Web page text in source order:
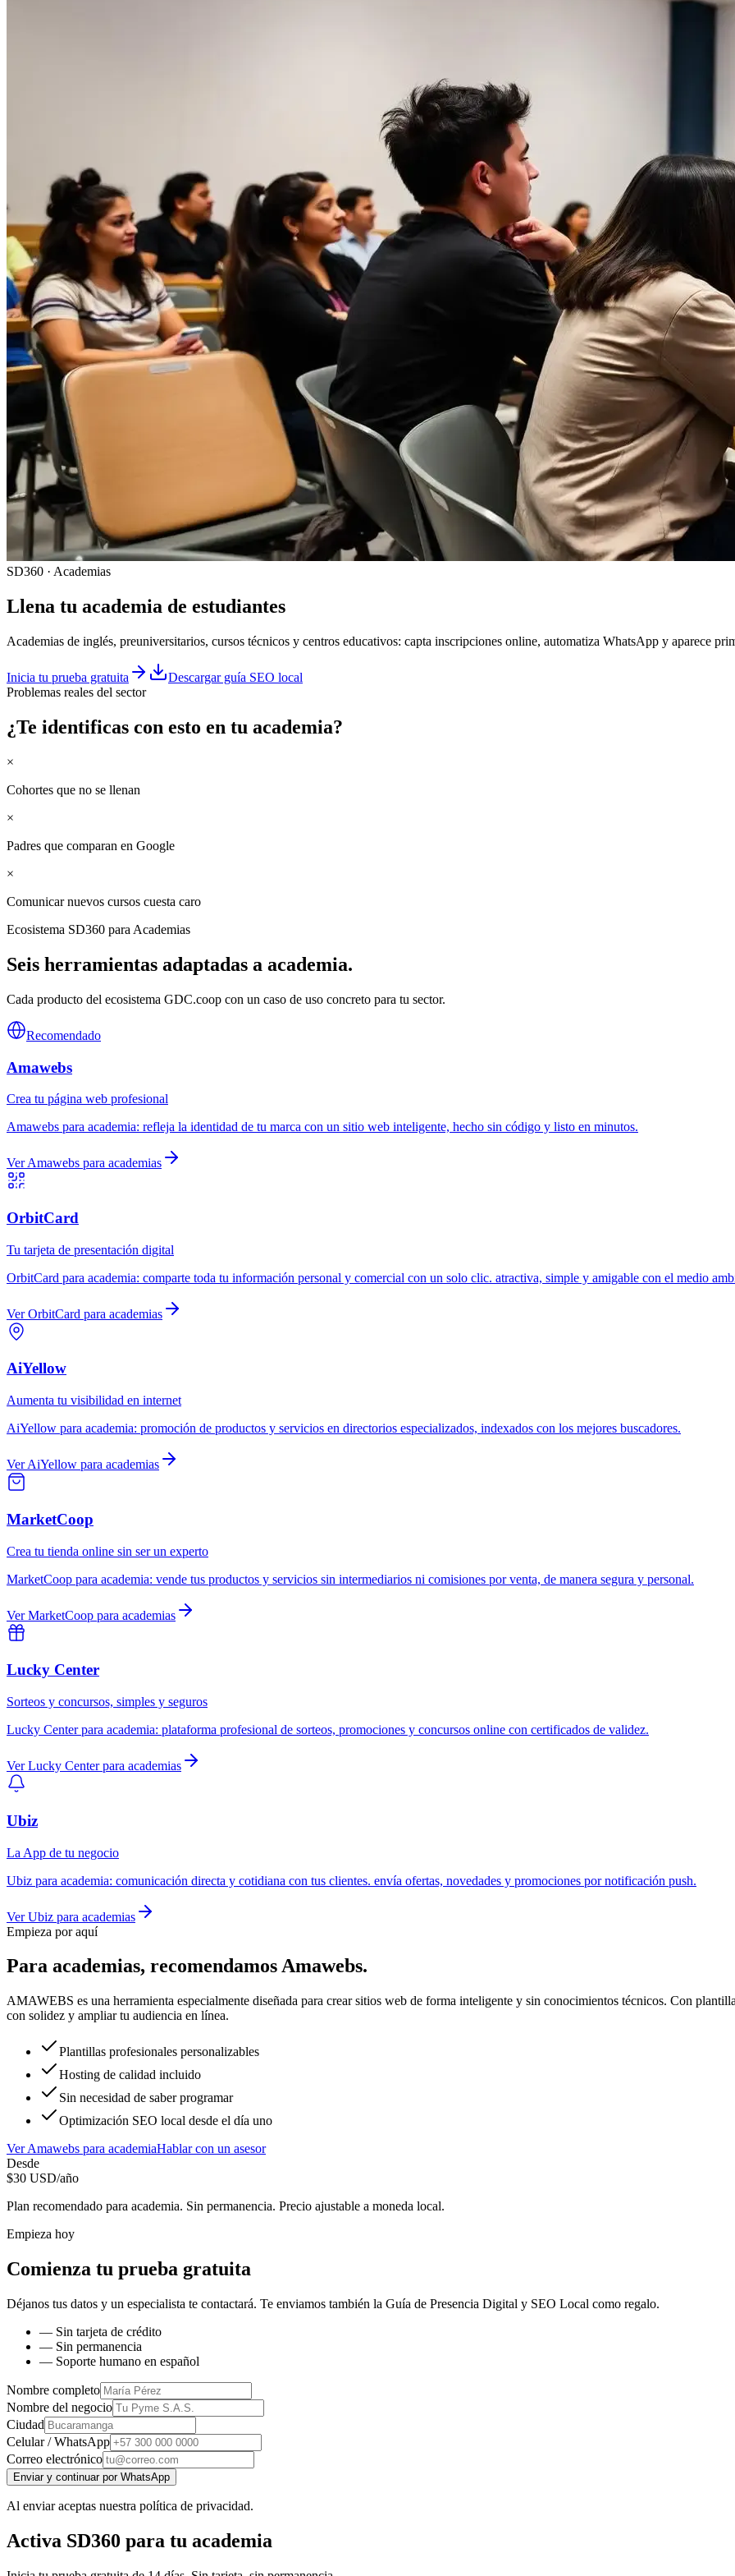
SD360 · Academias
Llena tu academia de estudiantes
Academias de inglés, preuniversitarios, cursos técnicos y centros educativos: capta inscripciones online, automatiza WhatsApp y aparece
Inicia tu prueba gratuita
Descargar guía SEO local
Problemas reales del sector
¿Te identificas con esto en tu academia?
×
Cohortes que no se llenan
×
Padres que comparan en Google
×
Comunicar nuevos cursos cuesta caro
Ecosistema SD360 para Academias
Seis herramientas adaptadas a academia.
Cada producto del ecosistema GDC.coop con un caso de uso concreto para tu sector.
Recomendado
Amawebs
Crea tu página web profesional
Amawebs para academia: refleja la identidad de tu marca con un sitio web inteligente, hecho sin código y listo en minutos.
VerAmawebs para academias
OrbitCard
Tu tarjeta de presentación digital
OrbitCard para academia: comparte toda tu información personal y comercial con un solo clic. atractiva, simple y amigable con el medio
VerOrbitCard para academias
AiYellow
Aumenta tu visibilidad en internet
AiYellow para academia: promoción de productos y servicios en directorios especializados, indexados con los mejores buscadores.
VerAiYellow para academias
MarketCoop
Crea tu tienda online sin ser un experto
MarketCoop para academia: vende tus productos y servicios sin intermediarios ni comisiones por venta, de manera segura y personal.
VerMarketCoop para academias
Lucky Center
Sorteos y concursos, simples y seguros
Lucky Centerpara academia: plataforma profesional de sorteos, promociones y concursos online con certificados de validez.
VerLucky Centerpara academias
Ubiz
La App de tu negocio
Ubiz para academia: comunicación directa y cotidiana con tus clientes. envía ofertas, novedades y promociones por notificación push.
VerUbiz para academias
Empieza por aquí
Para academias, recomendamosAmawebs.
AMAWEBS es una herramienta especialmente diseñada para crear sitios web de forma inteligente y sin conocimientos técnicos. Con
con solidez y ampliar tu audiencia en línea.
Plantillas profesionales personalizables
Hosting de calidad incluido
Sin necesidad de saber programar
Optimización SEO local desde el día uno
VerAmawebs para academiaHablar con un asesor
Desde
$30 USD/año
Plan recomendado para academia. Sin permanencia. Precio ajustable a moneda local.
Empieza hoy
Comienza tu prueba gratuita
Déjanos tus datos y un especialista te contactará. Te enviamos también la Guía de Presencia Digital y SEO Local como regalo.
— Sin tarjeta de crédito
— Sin permanencia
— Soporte humano en español
Nombre completo
Nombre del negocio
Ciudad
Celular / WhatsApp
Correo electrónico
Enviar y continuar por WhatsApp
Al enviar aceptas nuestra política de privacidad.
Activa SD360 para tu academia